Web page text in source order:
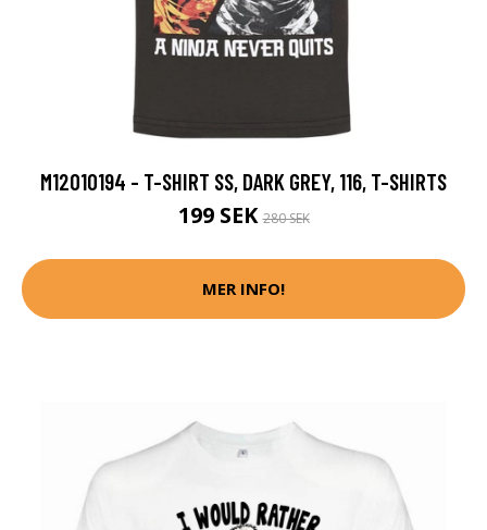
M12010194 - T-SHIRT SS, DARK GREY, 116, T-SHIRTS
199 SEK280 SEK
MER INFO!